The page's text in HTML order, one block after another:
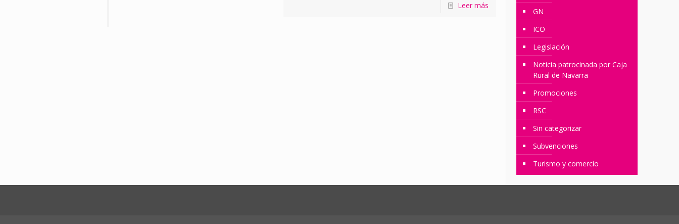
Leer más
GN
ICO
Legislación
Noticia patrocinada por Caja
Rural de Navarra
Promociones
RSC
Sin categorizar
Subvenciones
Turismo y comercio